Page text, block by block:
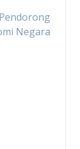
Negara